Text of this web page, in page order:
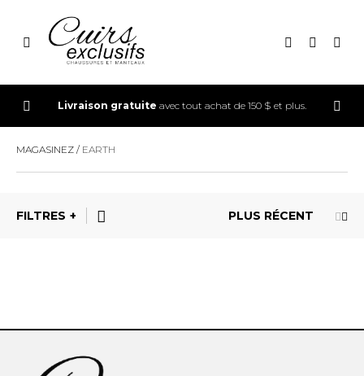
CONNEXION
INSCRIPTION
Livraison gratuite avec tout achat de 150 $ et plus.
MAGASINEZ EARTH
FILTRES